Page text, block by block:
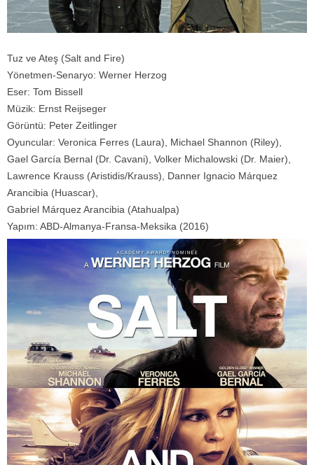
Tuz ve Ateş (Salt and Fire)
Yönetmen-Senaryo: Werner Herzog
Eser: Tom Bissell
Müzik: Ernst Reijseger
Görüntü: Peter Zeitlinger
Oyuncular: Veronica Ferres (Laura), Michael Shannon (Riley),
Gael García Bernal (Dr. Cavani), Volker Michalowski (Dr. Maier),
Lawrence Krauss (Aristidis/Krauss), Danner Ignacio Márquez
Arancibia (Huascar),
Gabriel Márquez Arancibia (Atahualpa)
Yapım: ABD-Almanya-Fransa-Meksika (2016)